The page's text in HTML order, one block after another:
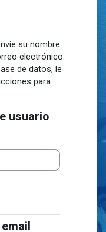
su nombre
electrónico.
de datos, le
para
usuario